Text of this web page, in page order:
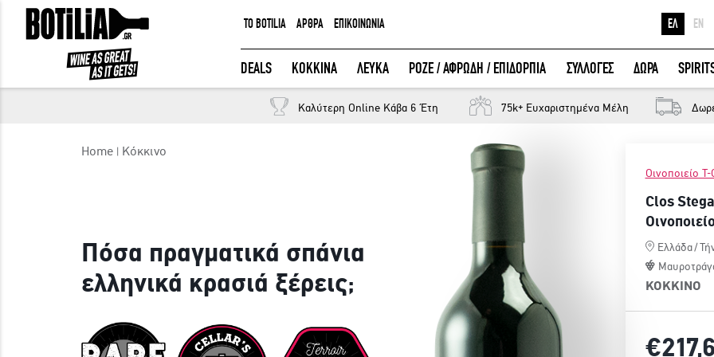
ΕΙΣΟΔΟΣ ΜΕΛΩΝ
Να με θυμάσαι
ΕΙΣΟΔΟΣ ΜΕ FACEBOOK
TO BOTILIA ΑΡΘΡΑ ΕΠΙΚΟΙΝΩΝΙΑ ΕΛ EN
DEALS ΚΟΚΚΙΝΑ ΛΕΥΚΑ ΡΟΖΕ / ΑΦΡΩΔΗ / ΕΠΙΔΟΡΠΙΑ ΣΥΛΛΟΓΕΣ ΔΩΡΑ
Καλύτερη Online Κάβα 6 Έτη 75k+ Ευχαριστημένα Μέλη
Home Κόκκινο
Πόσα πραγματικά σπάνια
ελληνικά κρασιά ξέρεις;
Οινοποιείο Τ-
Clos
Ελλάδα/
ΚΟΚΚΙΝΟ
€217,